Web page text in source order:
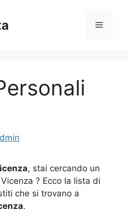
Menu
, stai cercando un
? Ecco la lista di
che si trovano a
.